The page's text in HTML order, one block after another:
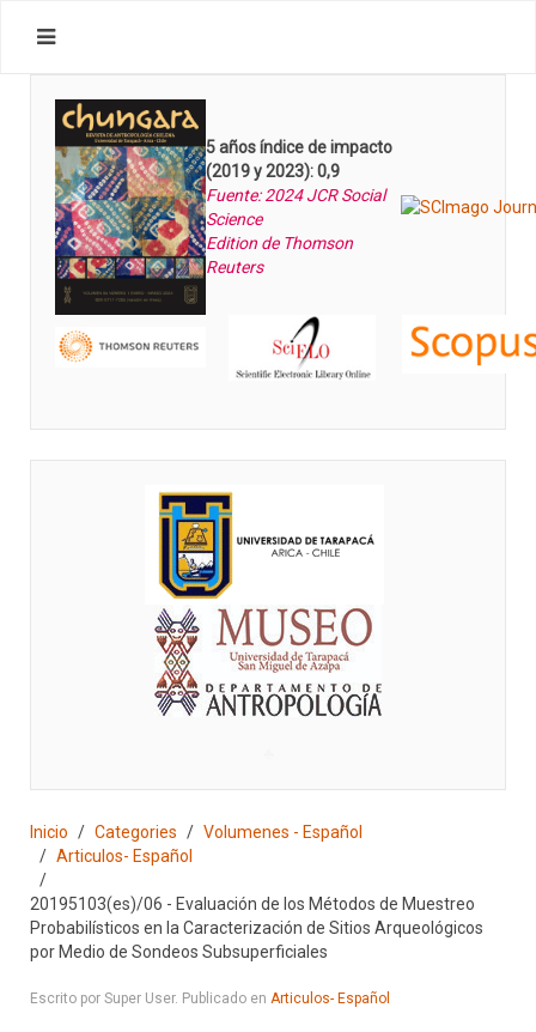
5 años índice de impacto
(2019 y 2023): 0,9
Fuente: 2024 JCR Social
Science
Edition de Thomson
Reuters
Inicio Categories
Volumenes - Español
Articulos- Español
20195103(es)/06 - Evaluación de los Métodos de Muestreo
Probabilísticos en la Caracterización de Sitios Arqueológicos
por Medio de Sondeos Subsuperficiales
Escrito por Super User. Publicado en Articulos- Español